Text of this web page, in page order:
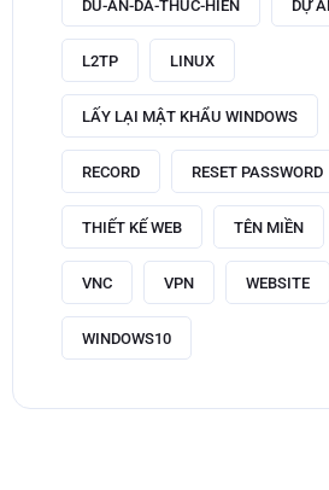
DU-AN-DA-THUC-HIEN DỰ
L2TP LINUX
LẤY LẠI MẬT KHẨU WINDOWS
RECORD RESET PASSWORD
THIẾT KẾ WEB TÊN MIỀN
VNC VPN WEBSITE
WINDOWS10